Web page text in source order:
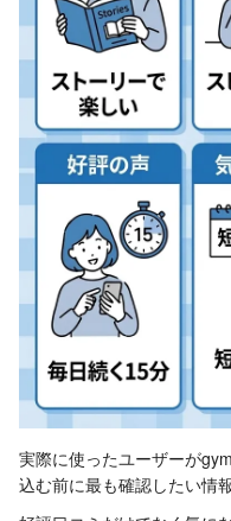
実際に使ったユーザーが
込む前に最も確認したい情